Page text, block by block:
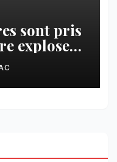
sont pris
explose
à